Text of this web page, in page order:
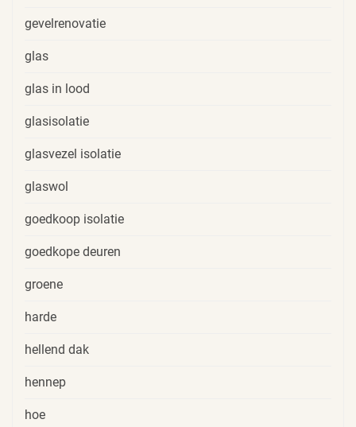
gevelrenovatie
glas
glas in lood
glasisolatie
glasvezel isolatie
glaswol
goedkoop isolatie
goedkope deuren
groene
harde
hellend dak
hennep
hoe